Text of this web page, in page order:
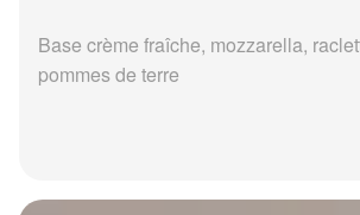
Base crème fraîche, mozzarella,
pommes de terre